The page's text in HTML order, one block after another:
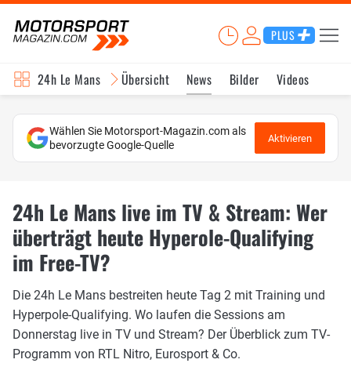
PLUS
24h Le Mans Übersicht News Bilder Videos
Wählen Sie Motorsport-Magazin.com als
bevorzugte Google-Quelle
Aktivieren
24h Le Mans live im TV & Stream: Wer
überträgt heute Hyperole-Qualifying
im Free-TV?
Die 24h Le Mans bestreiten heute Tag 2 mit Training und
Hyperpole-Qualifying. Wo laufen die Sessions am
Donnerstag live in TV und Stream? Der Überblick zum TV-
Programm von RTL Nitro, Eurosport & Co.